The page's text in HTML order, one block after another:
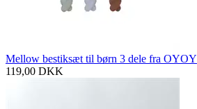
Mellow bestiksæt til børn 3 dele fra OYOY
119,00 DKK